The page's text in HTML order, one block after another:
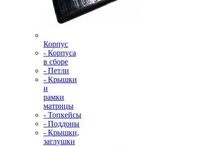
Корпус
- Корпуса
в сборе
- Петли
- Крышки
и
рамки
матрицы
- Топкейсы
- Поддоны
- Крышки,
заглушки